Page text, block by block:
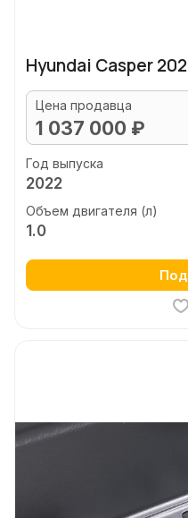
Hyundai Casper
Цена продавца
1 037 000 ₽
Год выпуска
2022
Объем двигателя (л)
1.0